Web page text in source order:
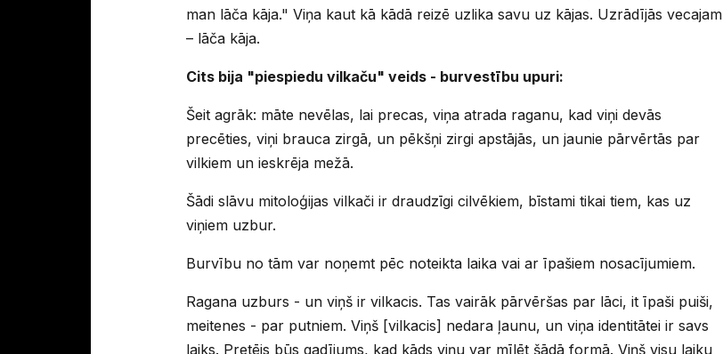
man lāča kāja." Viņa kaut kā kādā reizē uzlika savu uz kājas. Uzrādījās vecajam
– lāča kāja.
Cits bija "piespiedu vilkaču" veids - burvestību upuri:
Šeit agrāk: māte nevēlas, lai precas, viņa atrada raganu, kad viņi devās
precēties, viņi brauca zirgā, un pēkšņi zirgi apstājās, un jaunie pārvērtās par
vilkiem un ieskrēja mežā.
Šādi slāvu mitoloģijas vilkači ir draudzīgi cilvēkiem, bīstami tikai tiem, kas uz
viņiem uzbur.
Burvību no tām var noņemt pēc noteikta laika vai ar īpašiem nosacījumiem.
Ragana uzburs - un viņš ir vilkacis. Tas vairāk pārvēršas par lāci, it īpaši puiši,
meitenes - par putniem. Viņš [vilkacis] nedara ļaunu, un viņa identitātei ir savs
laiks. Pretējs būs gadījums, kad kāds viņu var mīlēt šādā formā. Viņš visu laiku